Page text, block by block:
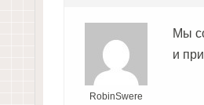
RobinSwere
Мы
и